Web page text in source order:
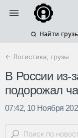
Найти
← Логистика, грузы
В России из-
подорожал
07:42, 10 Ноября